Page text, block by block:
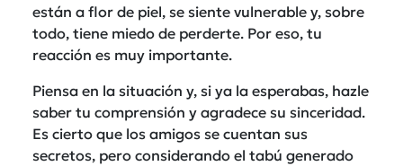
están a flor de piel, se siente vulnerable y, sobre
todo, tiene miedo de perderte. Por eso, tu
reacción es muy importante.
Piensa en la situación y, si ya la esperabas, hazle
saber tu comprensión y agradece su sinceridad.
Es cierto que los amigos se cuentan sus
secretos, pero considerando el tabú generado